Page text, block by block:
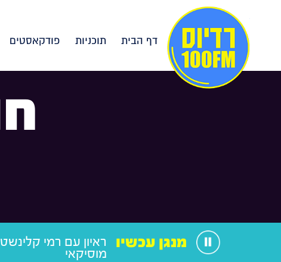
דף הבית תוכניות פודקאסטים
מנגן עכשיו ראיון עם רמי
מוסיקאי